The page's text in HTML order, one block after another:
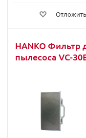
Отложить
HANKO Фильтр
пылесоса VC-